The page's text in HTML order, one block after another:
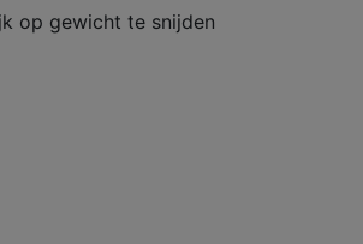
op gewicht te snijden